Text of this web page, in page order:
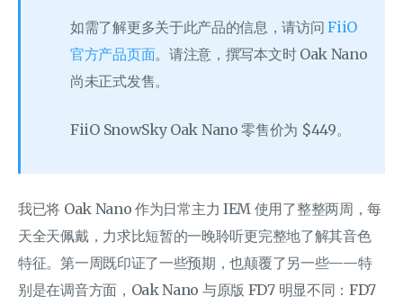
如需了解更多关于此产品的信息，请访问FiiO
官方产品页面。请注意，撰写本文时 Oak Nano
尚未正式发售。
FiiO SnowSky Oak Nano 零售价为 $449。
我已将 Oak Nano 作为日常主力 IEM 使用了整整两周，每
天全天佩戴，力求比短暂的一晚聆听更完整地了解其音色
特征。第一周既印证了一些预期，也颠覆了另一些——特
别是在调音方面，Oak Nano 与原版 FD7 明显不同：FD7